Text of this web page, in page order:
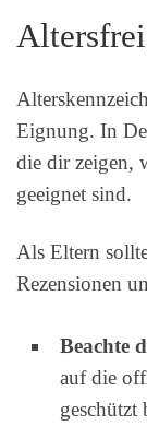
Eignung. In
die dir zeigen,
geeignet sind.
Als Eltern
Rezensionen
Beachte
auf die
geschützt